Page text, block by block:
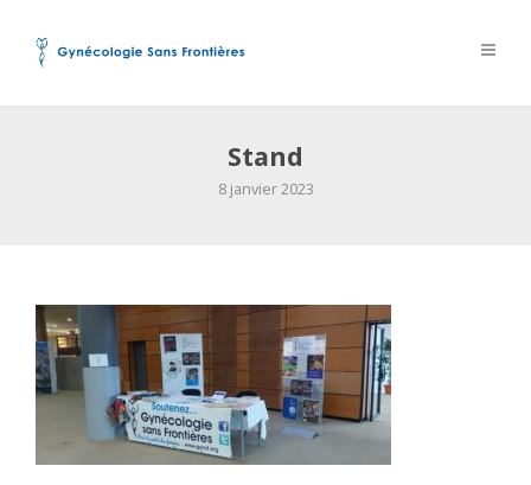
Stand
8 janvier 2023